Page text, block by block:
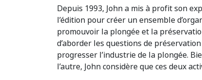
Depuis 1993, John a mis à profit son
l’édition pour créer un ensemble
promouvoir la plongée et la
d’aborder les questions de
progresser l’industrie de la plongée.
l’autre, John considère que ces deux